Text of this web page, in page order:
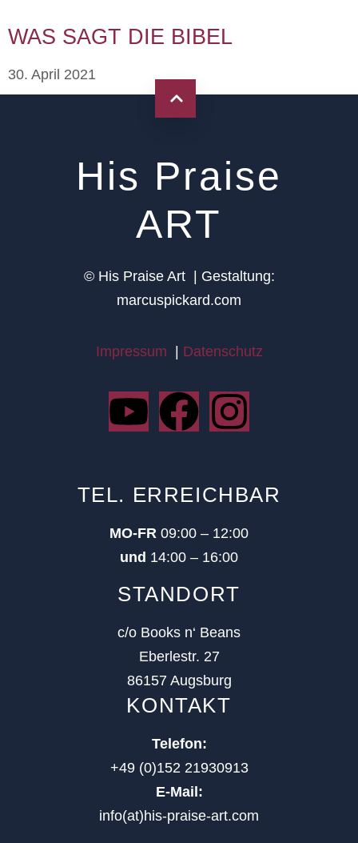
WAS SAGT DIE BIBEL
30. April 2021
His Praise
ART
© His Praise Art | Gestaltung:
marcuspickard.com
Impressum Datenschutz
TEL. ERREICHBAR
MO-FR 09:00 – 12:00
und 14:00 – 16:00
STANDORT
c/o Books n‘ Beans
Eberlestr. 27
86157 Augsburg
KONTAKT
Telefon:
+49 (0)152 21930913
E-Mail:
info(at)his-praise-art.com